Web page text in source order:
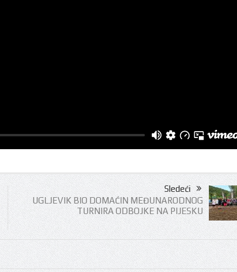
Sledeći
UGLJEVIK BIO DOMAĆIN MEĐUNARODNOG
TURNIRA ODBOJKE NA PIJESKU